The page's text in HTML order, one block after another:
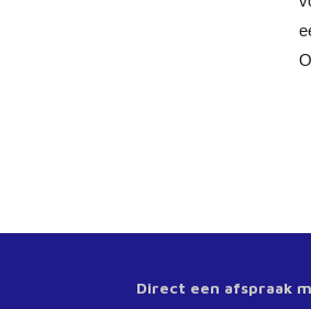
Direct een afspraak